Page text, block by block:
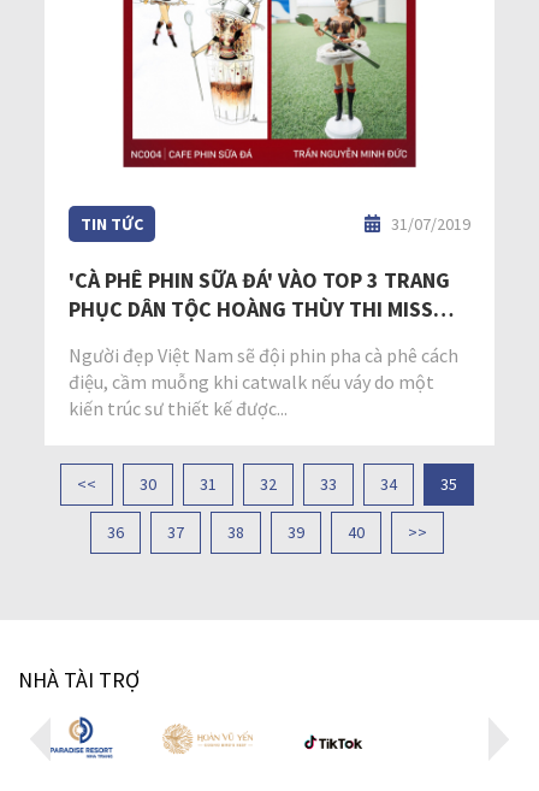
TIN TỨC 31/07/2019
'CÀ PHÊ PHIN SỮA ĐÁ' VÀO TOP 3 TRANG
PHỤC DÂN TỘC HOÀNG THÙY THI MISS
Người đẹp Việt Nam sẽ đội phin pha cà phê cách
điệu, cầm muỗng khi catwalk nếu váy do một
kiến trúc sư thiết kế được...
<< 30 31 32 33 34 35
36 37 38 39 40 >>
NHÀ TÀI TRỢ